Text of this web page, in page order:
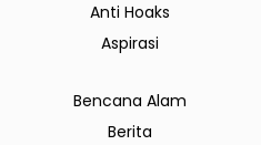
Anti Hoaks
Aspirasi
Bencana Alam
Berita